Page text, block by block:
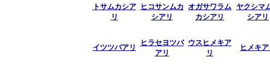
トサムカシア
リ
ヒコサンムカ
シアリ
オガサワラム
カシアリ
ヤクシマ
シアリ
イツツバアリ
ヒラセヨツバ
アリ
ウスヒメキア
リ
ヒメキ